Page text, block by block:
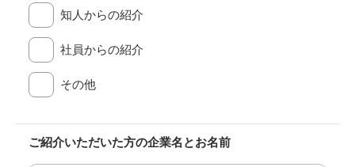
知人からの紹介
社員からの紹介
その他
ご紹介いただいた方の企業名とお名前